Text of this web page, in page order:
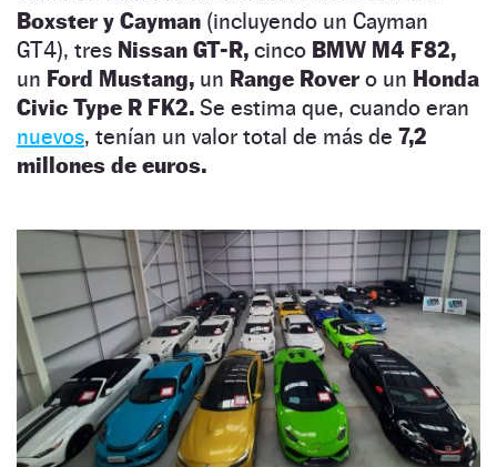
Boxster y Cayman (incluyendo un Cayman
GT4), tres Nissan GT-R, cinco BMW M4 F82,
un Ford Mustang, un Range Rovero un Honda
Civic Type R FK2. Se estima que, cuando eran
nuevos, tenían un valor total de más de 7,2
millones de euros.